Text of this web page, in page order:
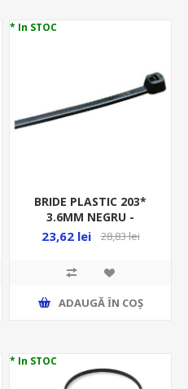
* In STOC
BRIDE PLASTIC 203*
3.6MM NEGRU -
100BUC/PUNGA -
23,62 lei 28,83 lei
ADAUGĂ ȊN COŞ
* In STOC